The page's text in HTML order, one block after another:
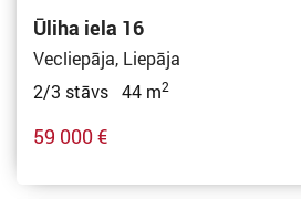
Ūliha iela 16
Vecliepāja, Liepāja
2/3 stāvs 44 m2
59 000 €